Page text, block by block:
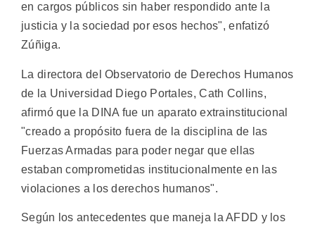
en cargos públicos sin haber respondido ante la
justicia y la sociedad por esos hechos", enfatizó
Zúñiga.
La directora del Observatorio de Derechos Humanos
de la Universidad Diego Portales, Cath Collins,
afirmó que la DINA fue un aparato extrainstitucional
"creado a propósito fuera de la disciplina de las
Fuerzas Armadas para poder negar que ellas
estaban comprometidas institucionalmente en las
violaciones a los derechos humanos".
Según los antecedentes que maneja la AFDD y los